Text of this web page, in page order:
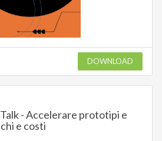
DOWNLOAD
- Accelerare prototipi e
e costi